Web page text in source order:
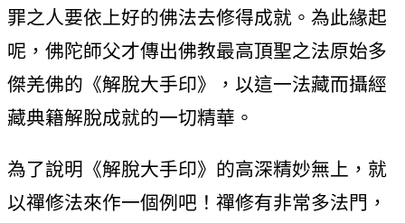
罪之人要依上好的佛法去修得成就。為此緣起
呢，佛陀師父才傳出佛教最高頂聖之法原始多
傑羌佛的《解脫大手印》，以這一法藏而攝經
藏典籍解脫成就的一切精華。
為了說明《解脫大手印》的高深精妙無上，就
以禪修法來作一個例吧！禪修有非常多法門，